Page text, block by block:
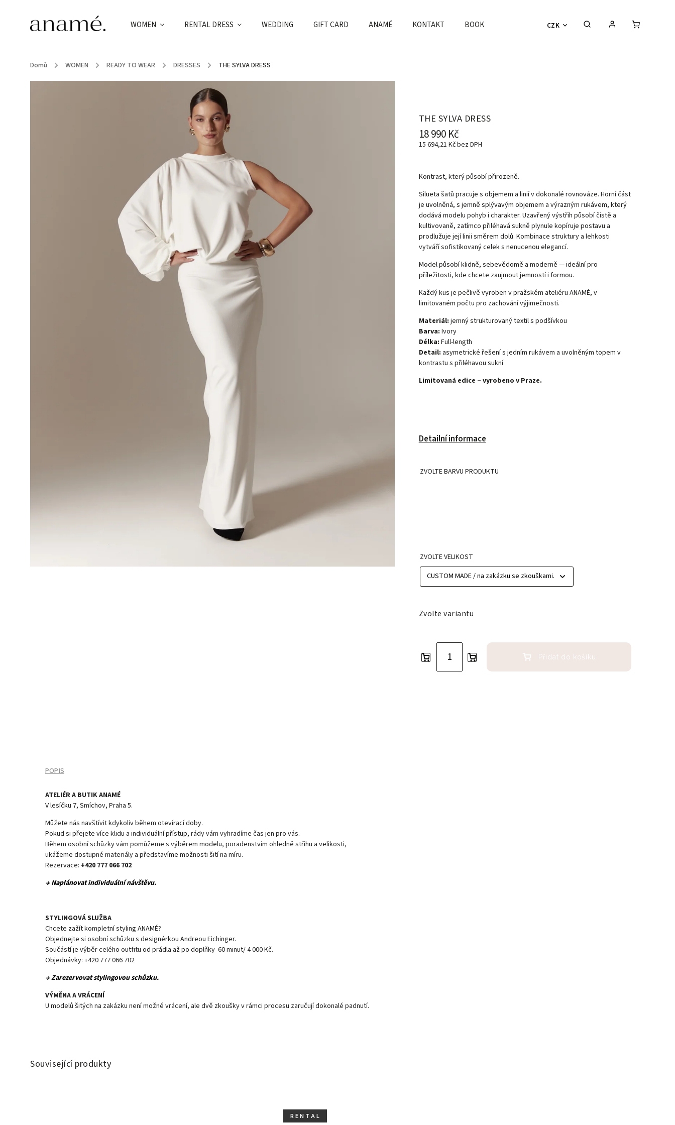
CZK
WOMEN RENTAL DRESS WEDDING GIFT CARD ANAMÉ KONTAKT BOOK
Domů / WOMEN / READY TO WEAR / DRESSES / THE SYLVA DRESS
THE SYLVA DRESS
18 990 Kč
15 694,21 Kč bez DPH
Kontrast, který působí přirozeně.
Silueta šatů pracuje s objemem a linií v dokonalé rovnováze. Horní část
je uvolněná, s jemně splývavým objemem a výrazným rukávem, který
dodává modelu pohyb i charakter. Uzavřený výstřih působí čistě a
kultivovaně, zatímco přiléhavá sukně plynule kopíruje postavu a
prodlužuje její linii směrem dolů. Kombinace struktury a lehkosti
vytváří sofistikovaný celek s nenucenou elegancí.
Model působí klidně, sebevědomě a moderně — ideální pro
příležitosti, kde chcete zaujmout jemností i formou.
Každý kus je pečlivě vyroben v pražském ateliéru ANAMÉ, v
limitovaném počtu pro zachování výjimečnosti.
Materiál: jemný strukturovaný textil s podšívkou
Barva: Ivory
Délka: Full-length
Detail: asymetrické řešení s jedním rukávem a uvolněným topem v
kontrastu s přiléhavou sukní
Limitovaná edice – vyrobeno v Praze.
Detailní informace
ZVOLTE BARVU PRODUKTU
ZVOLTE VELIKOST
Zvolte variantu
Přidat do košíku
POPIS
ATELIÉR A BUTIK ANAMÉ
V lesíčku 7, Smíchov, Praha 5.
Můžete nás navštívit kdykoliv během otevírací doby.
Pokud si přejete více klidu a individuální přístup, rády vám vyhradíme čas jen pro vás.
Během osobní schůzky vám pomůžeme s výběrem modelu, poradenstvím ohledně střihu a velikosti,
ukážeme dostupné materiály a představíme možnosti šití na míru.
Rezervace: +420 777 066 702
→ Naplánovat individuální návštěvu.
STYLINGOVÁ SLUŽBA
Chcete zažít kompletní styling ANAMÉ?
Objednejte si osobní schůzku s designérkou Andreou Eichinger.
Součástí je výběr celého outfitu od prádla až po doplňky 60 minut/ 4 000 Kč.
Objednávky: +420 777 066 702
→Zarezervovat stylingovou schůzku.
VÝMĚNA A VRÁCENÍ
U modelů šitých na zakázku není možné vrácení, ale dvě zkoušky v rámci procesu zaručují dokonalé padnutí.
Související produkty
R E N T A L